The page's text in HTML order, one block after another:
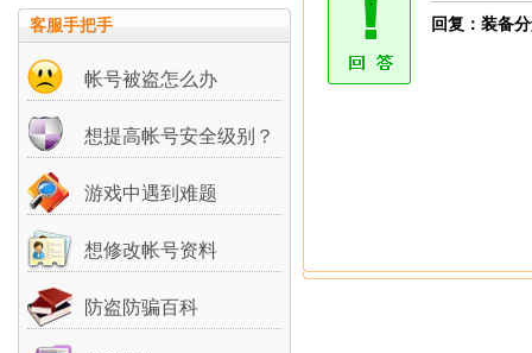
客服手把手
帐号被盗怎么办
想提高帐号安全级别？
游戏中遇到难题
想修改帐号资料
防盗防骗百科
回复：装备